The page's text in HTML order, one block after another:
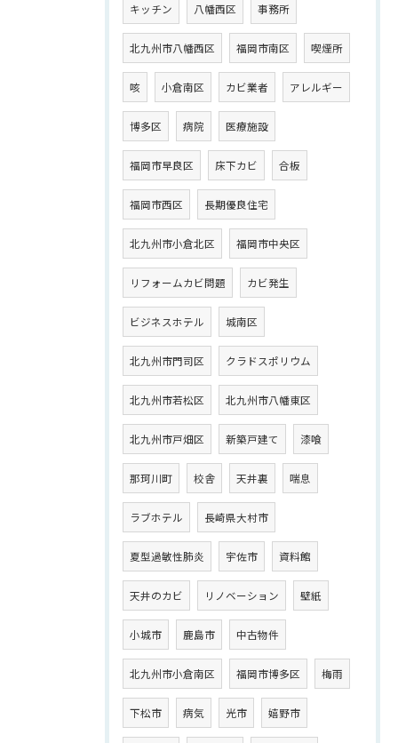
キッチン 八幡西区 事務所
北九州市八幡西区 福岡市南区 喫煙所
咳 小倉南区 カビ業者 アレルギー
博多区 病院 医療施設
福岡市早良区 床下カビ 合板
福岡市西区 長期優良住宅
北九州市小倉北区 福岡市中央区
リフォームカビ問題 カビ発生
ビジネスホテル 城南区
北九州市門司区 クラドスポリウム
北九州市若松区 北九州市八幡東区
北九州市戸畑区 新築戸建て 漆喰
那珂川町 校舎 天井裏 喘息
ラブホテル 長崎県大村市
夏型過敏性肺炎 宇佐市 資料館
天井のカビ リノベーション 壁紙
小城市 鹿島市 中古物件
北九州市小倉南区 福岡市博多区 梅雨
下松市 病気 光市 嬉野市